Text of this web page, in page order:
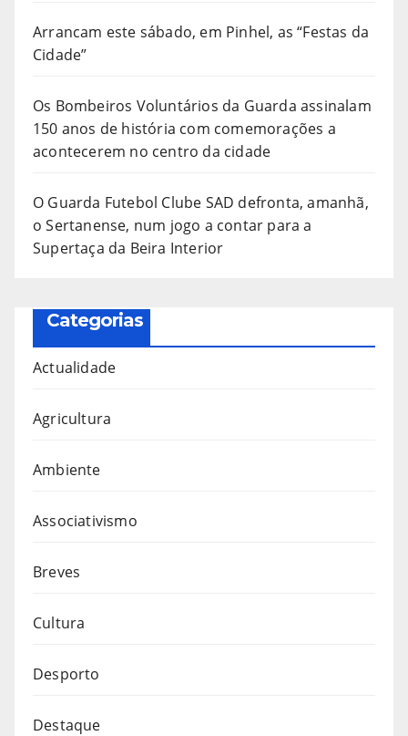
Arrancam este sábado, em Pinhel, as “Festas da
Cidade”
Os Bombeiros Voluntários da Guarda assinalam
150 anos de história com comemorações a
acontecerem no centro da cidade
O Guarda Futebol Clube SAD defronta, amanhã,
o Sertanense, num jogo a contar para a
Supertaça da Beira Interior
Categorias
Actualidade
Agricultura
Ambiente
Associativismo
Breves
Cultura
Desporto
Destaque